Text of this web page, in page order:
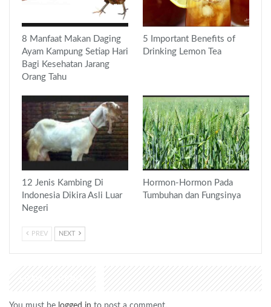
8 Manfaat Makan Daging
Ayam Kampung Setiap Hari
Bagi Kesehatan Jarang
Orang Tahu
5 Important Benefits of
Drinking Lemon Tea
12 Jenis Kambing Di
Indonesia Dikira Asli Luar
Negeri
Hormon-Hormon Pada
Tumbuhan dan Fungsinya
PREV NEXT
LEAVE A REPLY